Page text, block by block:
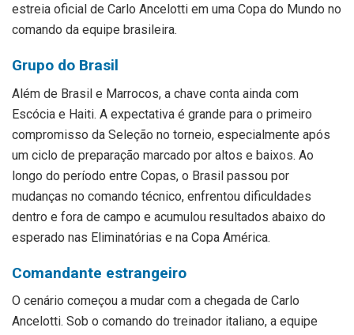
estreia oficial de Carlo Ancelotti em uma Copa do Mundo no
comando da equipe brasileira.
Grupo do Brasil
Além de Brasil e Marrocos, a chave conta ainda com
Escócia e Haiti. A expectativa é grande para o primeiro
compromisso da Seleção no torneio, especialmente após
um ciclo de preparação marcado por altos e baixos. Ao
longo do período entre Copas, o Brasil passou por
mudanças no comando técnico, enfrentou dificuldades
dentro e fora de campo e acumulou resultados abaixo do
esperado nas Eliminatórias e na Copa América.
Comandante estrangeiro
O cenário começou a mudar com a chegada de Carlo
Ancelotti. Sob o comando do treinador italiano, a equipe